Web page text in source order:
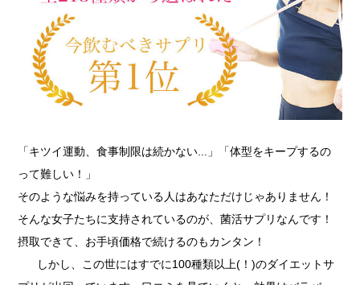
「キツイ運動、食事制限は続かない...」「体型をキープするの
って難しい！」
そのような悩みを持っている人はあなただけじゃありません！
そんな女子たちに支持されているのが、菌活サプリなんです！
摂取できて、お手頃価格で続けるのもカンタン！
しかし、この世にはすでに100種類以上(！)のダイエットサ